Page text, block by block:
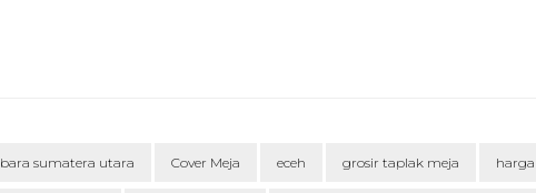
sumatera utara Cover Meja eceh grosir taplak meja